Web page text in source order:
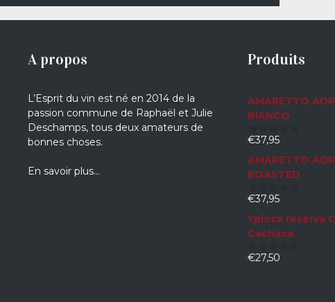
A propos
L’Esprit du vin est né en 2014 de la
passion commune de Raphaël et Julie
Deschamps, tous deux amateurs de
bonnes choses.
En savoir plus…
Produits
AMARETTO
BIANCO
0
5
€37,95
AMARETTO
ROASTED
0
5
€37,95
Ypioca reserva
Cachaca
0
€27,50